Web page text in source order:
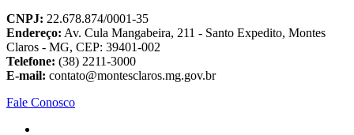
CNPJ: 22.678.874/0001-35
Endereço: Av. Cula Mangabeira, 211 - Santo Expedito, Montes
Claros - MG, CEP: 39401-002
Telefone: (38) 2211-3000
E-mail: contato@montesclaros.mg.gov.br
Fale Conosco